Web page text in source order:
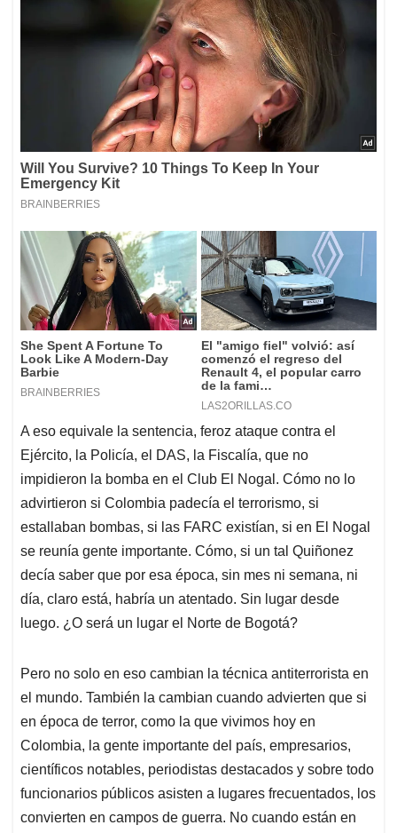
A eso equivale la sentencia, feroz ataque contra el
Ejército, la Policía, el DAS, la Fiscalía, que no
impidieron la bomba en el Club El Nogal. Cómo no lo
advirtieron si Colombia padecía el terrorismo, si
estallaban bombas, si las FARC existían, si en El Nogal
se reunía gente importante. Cómo, si un tal Quiñonez
decía saber que por esa época, sin mes ni semana, ni
día, claro está, habría un atentado. Sin lugar desde
luego. ¿O será un lugar el Norte de Bogotá?
Pero no solo en eso cambian la técnica antiterrorista en
el mundo. También la cambian cuando advierten que si
en época de terror, como la que vivimos hoy en
Colombia, la gente importante del país, empresarios,
científicos notables, periodistas destacados y sobre todo
funcionarios públicos asisten a lugares frecuentados, los
convierten en campos de guerra. No cuando están en